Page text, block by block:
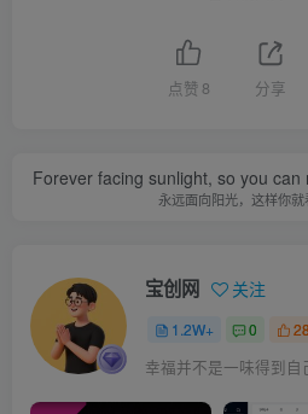
点赞 8 分享
Forever facing sunlight, so you
永远面向阳光，这样你
宝创网 关注
1.2W+ 0